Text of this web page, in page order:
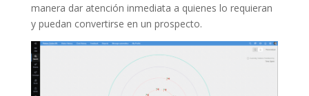
manera dar atención inmediata a quienes lo requieran
y puedan convertirse en un prospecto.